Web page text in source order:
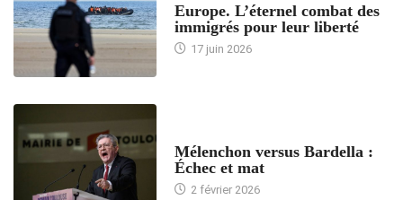
Europe. L’éternel combat des
immigrés pour leur liberté
17 juin 2026
Mélenchon versus Bardella :
Échec et mat
2 février 2026